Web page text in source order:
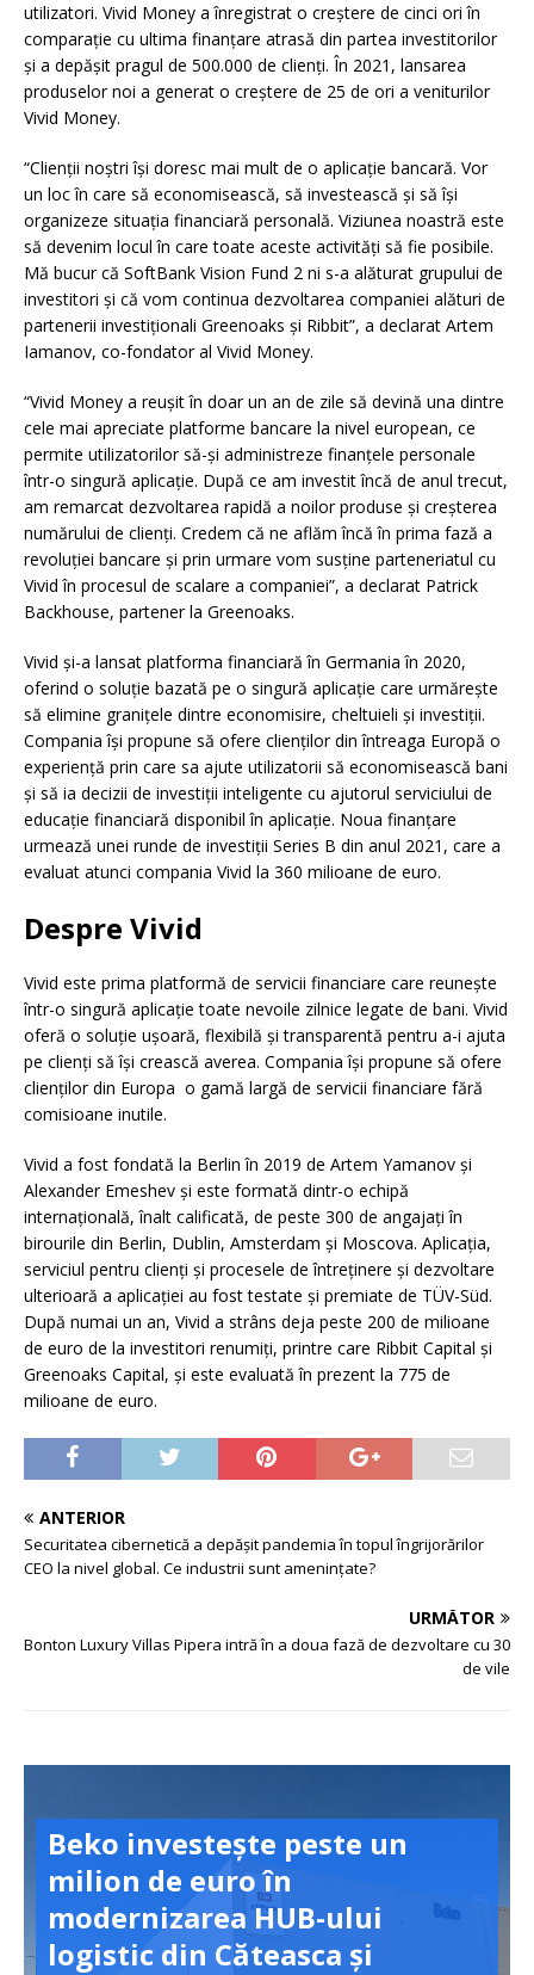
utilizatori. Vivid Money a înregistrat o creștere de cinci ori în
comparație cu ultima finanțare atrasă din partea investitorilor
și a depășit pragul de 500.000 de clienți. În 2021, lansarea
produselor noi a generat o creștere de 25 de ori a veniturilor
Vivid Money.
“Clienții noștri își doresc mai mult de o aplicație bancară. Vor
un loc în care să economisească, să investească și să își
organizeze situația financiară personală. Viziunea noastră este
să devenim locul în care toate aceste activități să fie posibile.
Mă bucur că SoftBank Vision Fund 2 ni s-a alăturat grupului de
investitori și că vom continua dezvoltarea companiei alături de
partenerii investiționali Greenoaks și Ribbit”, a declarat Artem
Iamanov, co-fondator al Vivid Money.
“Vivid Money a reușit în doar un an de zile să devină una dintre
cele mai apreciate platforme bancare la nivel european, ce
permite utilizatorilor să-și administreze finanțele personale
într-o singură aplicație. După ce am investit încă de anul trecut,
am remarcat dezvoltarea rapidă a noilor produse și creșterea
numărului de clienți. Credem că ne aflăm încă în prima fază a
revoluției bancare și prin urmare vom susține parteneriatul cu
Vivid în procesul de scalare a companiei”, a declarat Patrick
Backhouse, partener la Greenoaks.
Vivid și-a lansat platforma financiară în Germania în 2020,
oferind o soluție bazată pe o singură aplicație care urmărește
să elimine granițele dintre economisire, cheltuieli și investiții.
Compania își propune să ofere clienților din întreaga Europă o
experiență prin care sa ajute utilizatorii să economisească bani
și să ia decizii de investiții inteligente cu ajutorul serviciului de
educație financiară disponibil în aplicație. Noua finanțare
urmează unei runde de investiții Series B din anul 2021, care a
evaluat atunci compania Vivid la 360 milioane de euro.
Despre Vivid
Vivid este prima platformă de servicii financiare care reunește
într-o singură aplicație toate nevoile zilnice legate de bani. Vivid
oferă o soluție ușoară, flexibilă și transparentă pentru a-i ajuta
pe clienți să își crească averea. Compania își propune să ofere
clienților din Europa o gamă largă de servicii financiare fără
comisioane inutile.
Vivid a fost fondată la Berlin în 2019 de Artem Yamanov și
Alexander Emeshev și este formată dintr-o echipă
internațională, înalt calificată, de peste 300 de angajați în
birourile din Berlin, Dublin, Amsterdam și Moscova. Aplicația,
serviciul pentru clienți și procesele de întreținere și dezvoltare
ulterioară a aplicației au fost testate și premiate de TÜV-Süd.
După numai un an, Vivid a strâns deja peste 200 de milioane
de euro de la investitori renumiți, printre care Ribbit Capital și
Greenoaks Capital, și este evaluată în prezent la 775 de
milioane de euro.
ANTERIOR
Securitatea cibernetică a depășit pandemia în topul îngrijorărilor
CEO la nivel global. Ce industrii sunt amenințate?
URMĂTOR
Bonton Luxury Villas Pipera intră în a doua fază de dezvoltare cu 30
de vile
Beko investește peste un
milion de euro în
modernizarea HUB-ului
logistic din Căteasca și